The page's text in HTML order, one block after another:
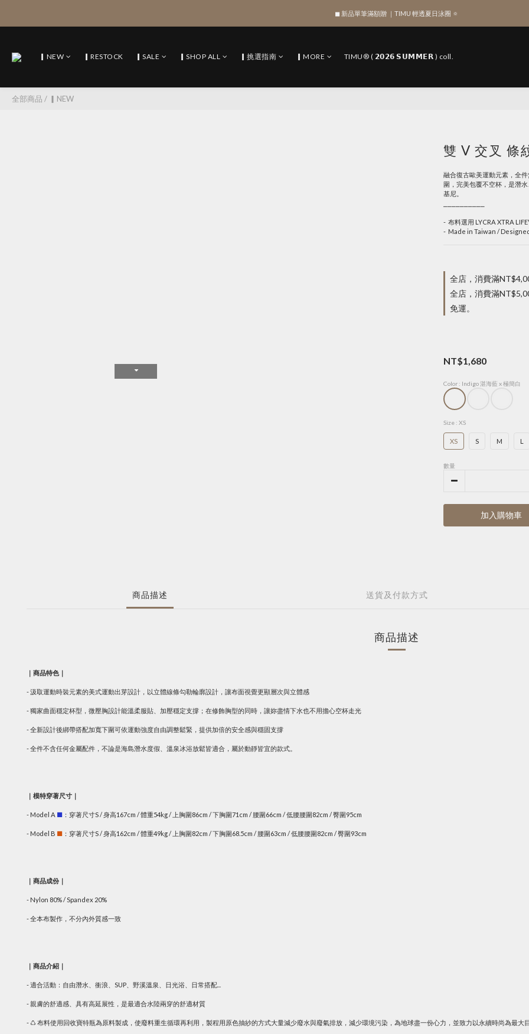
綁定 LINE 註冊新會員，獲得 $100 購物金
◼︎ 新品單筆滿額贈 ｜TIMU 輕透夏日泳圈 🔅
▎NEW ▎RESTOCK ▎SALE ▎SHOP ALL ▎挑選指南 ▎MORE TIMU® ( 𝟮𝟬𝟮𝟲 𝗦𝗨𝗠𝗠𝗘𝗥 ) coll.
全部商品 / ▎NEW
雙 V 交叉 條
融合復古歐美運動元素，全
圍，完美包覆不空杯，是潛
基尼。
-  布料選用 LYCRA XTRA
-  Made in Taiwan /
全店，消費滿
全店，消費滿
免運。
NT$1,680
Color : Indigo 湛海藍 x 極簡白
Size : XS
XS S M L
數量
加入購物車
商品描述 送貨及付款方式
商品描述
｜商品特色｜
- 汲取運動時裝元素的美式運動出芽設計，以立體線條勾勒輪廓設計，讓布面視覺更顯層次與立體感
- 獨家曲面穩定杯型，微壓胸設計能溫柔服貼、加壓穩定支撐；在修飾胸型的同時，讓妳盡情下水也不用擔心空杯走光
- 全新設計後綁帶搭配加寬下圍可依運動強度自由調整鬆緊，提供加倍的安全感與穩固支撐
- 全件不含任何金屬配件，不論是海島潛水度假、溫泉冰浴放鬆皆適合，屬於動靜皆宜的款式。
｜模特穿著尺寸｜
- Model A ■ ：穿著尺寸S / 身高167cm / 體重54kg / 上胸圍86cm / 下胸圍71cm / 腰圍66cm / 低腰腰圍82cm / 臀圍95cm
- Model B ■ ：穿著尺寸S / 身高162cm / 體重49kg / 上胸圍82cm / 下胸圍68.5cm / 腰圍63cm / 低腰腰圍82cm / 臀圍93cm
｜商品成份｜
- Nylon 80% / Spandex 20%
- 全本布製作，不分內外質感一致
｜商品介紹｜
- 適合活動：自由潛水、衝浪、SUP、野溪溫泉、日光浴、日常搭配...
- 親膚的舒適感、具有高延展性，是最適合水陸兩穿的舒適材質
- ♺ 布料使用回收寶特瓶為原料製成，使廢料重生循環再利用，製程用原色抽紗的方式大量減少廢水與廢氣排放，減少環境污染，為地球盡一份心力，並致力以永續時尚為最大